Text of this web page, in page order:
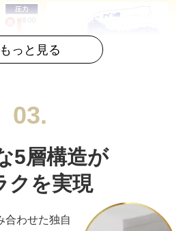
03.
5層構造が
クを実現
合わせた独自